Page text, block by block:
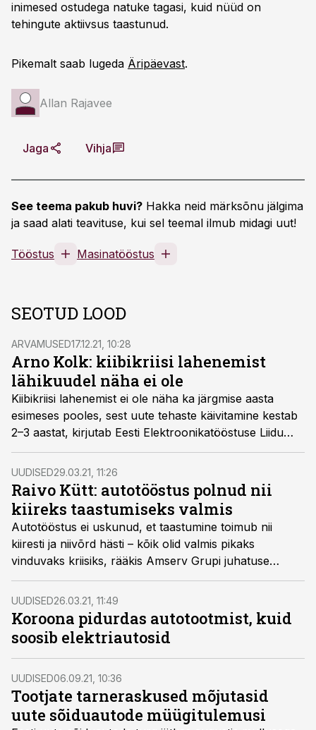
inimesed ostudega natuke tagasi, kuid nüüd on
tehingute aktiivsus taastunud.
Pikemalt saab lugeda Äripäevast.
Allan Rajavee
Jaga Vihja
See teema pakub huvi? Hakka neid märksõnu jälgima
ja saad alati teavituse, kui sel teemal ilmub midagi uut!
Tööstus Masinatööstus
SEOTUD LOOD
ARVAMUSED17.12.21, 10:28
Arno Kolk: kiibikriisi lahenemist
lähikuudel näha ei ole
Kiibikriisi lahenemist ei ole näha ka järgmise aasta
esimeses pooles, sest uute tehaste käivitamine kestab
2–3 aastat, kirjutab Eesti Elektroonikatööstuse Liidu
juht Arno Kolk.
UUDISED29.03.21, 11:26
Raivo Kütt: autotööstus polnud nii
kiireks taastumiseks valmis
Autotööstus ei uskunud, et taastumine toimub nii
kiiresti ja niivõrd hästi – kõik olid valmis pikaks
vinduvaks kriisiks, rääkis Amserv Grupi juhatuse
esimees Raivo Kütt Äripäeva raadio
hommikuprogrammis.
UUDISED26.03.21, 11:49
Koroona pidurdas autotootmist, kuid
soosib elektriautosid
UUDISED06.09.21, 10:36
Tootjate tarneraskused mõjutasid
uute sõiduautode müügitulemusi